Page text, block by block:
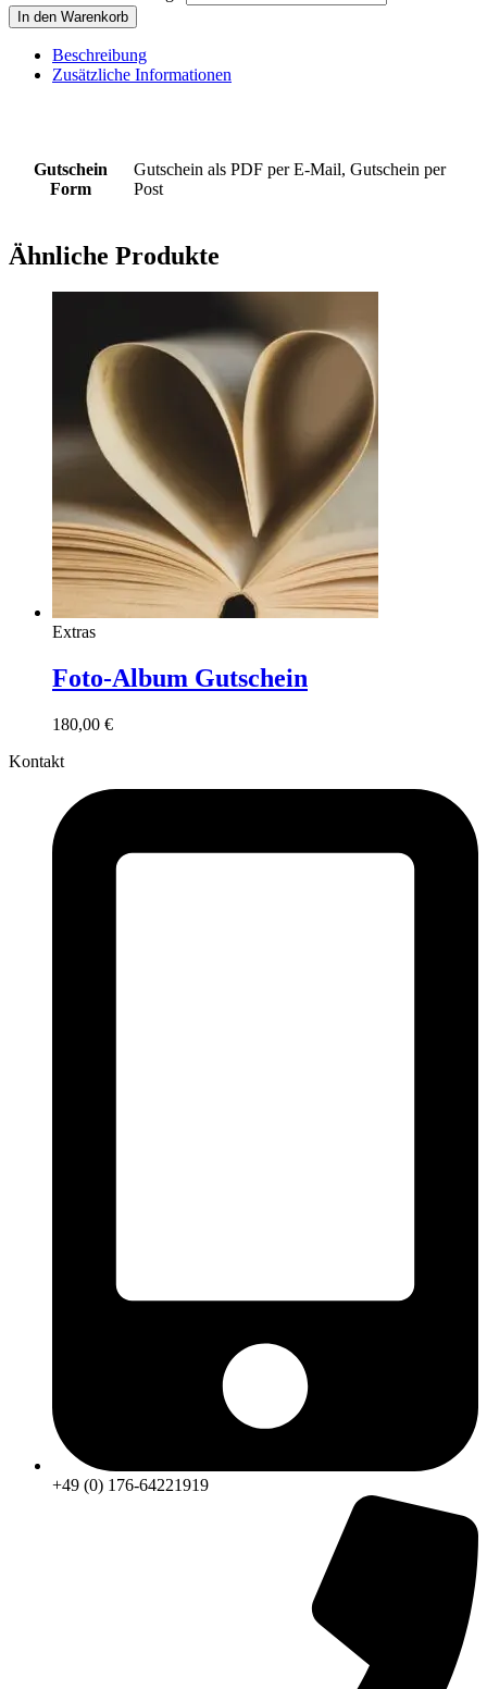
In den Warenkorb
Beschreibung
Zusätzliche Informationen
Gutschein
Form
Gutschein als PDF per E-Mail, Gutschein per
Post
Ähnliche Produkte
Extras
Foto-Album Gutschein
180,00 €
Kontakt
+49 (0) 176-64221919